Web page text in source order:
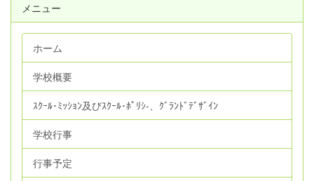
メニュー
ホーム
学校概要
ｽｸｰﾙ･ﾐｯｼｮﾝ及びｽｸｰﾙ･ﾎﾟﾘｼ‐、ｸﾞﾗﾝﾄﾞﾃﾞｻﾞｲﾝ
学校行事
行事予定